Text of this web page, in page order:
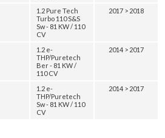
1.2 Pure Tech
Turbo 110 S&S
Sw - 81 KW / 110
CV
2017 > 2018
1.2 e-
THP/Puretech
Ber - 81 KW /
110 CV
2014 > 2017
1.2 e-
THP/Puretech
Sw - 81 KW / 110
CV
2014 > 2017